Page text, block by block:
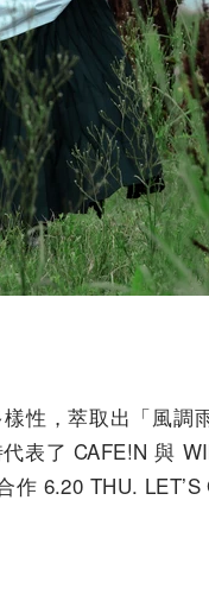
性，萃取出「風調
表了 CAFE!N 與
6.20 THU. LET’S